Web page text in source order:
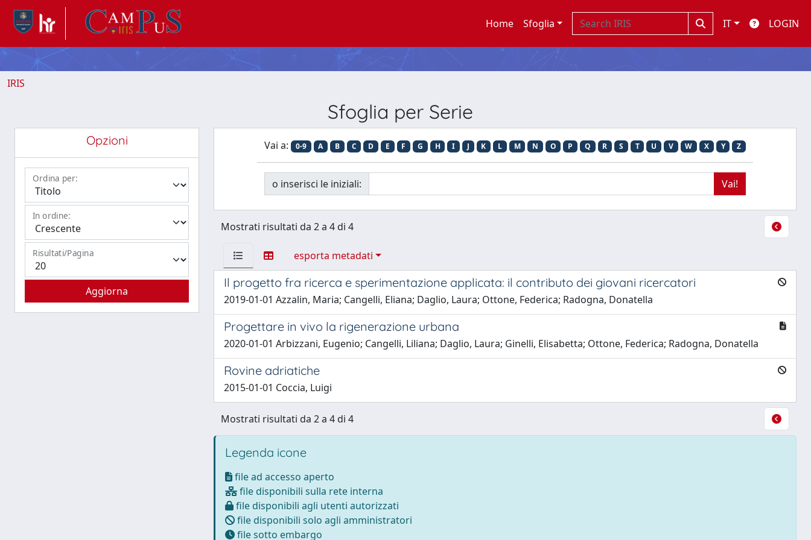
Home Sfoglia IT LOGIN
IRIS
Sfoglia per Serie
Opzioni
Ordina per:
In ordine:
Risultati/Pagina
Vai a: 0-9 A B C D E F G H I J K L M N O P Q R S T U V W X Y Z
o inserisci le iniziali:
Mostrati risultati da 2 a 4 di 4
esporta metadati
Il progetto fra ricerca e sperimentazione applicata: il contributo dei giovani ricercatori
2019-01-01 Azzalin, Maria; Cangelli, Eliana; Daglio, Laura; Ottone, Federica; Radogna, Donatella
Progettare in vivo la rigenerazione urbana
2020-01-01 Arbizzani, Eugenio; Cangelli, Liliana; Daglio, Laura; Ginelli, Elisabetta; Ottone, Federica; Radogna, Donatella
Rovine adriatiche
2015-01-01 Coccia, Luigi
Mostrati risultati da 2 a 4 di 4
Legenda icone
file ad accesso aperto
file disponibili sulla rete interna
file disponibili agli utenti autorizzati
file disponibili solo agli amministratori
file sotto embargo